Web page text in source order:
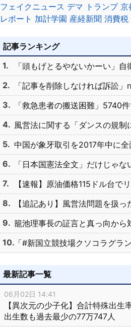
フェイクニュース デマ トランプ 京
レポート 加計学園 産経新聞 消費税
記事ランキング
「頭もげとるやないかーい」
「記事を削除しなければ訴訟
「救急患者の搬送困難」5740
風営法に関する「ダンスの規制
中国が象牙取引を2017年中に
「日本国憲法全文」だけじゃ
【速報】原油価格115ドル台で
【追記あり】風営法問題を扱
籠池理事長の証言と真っ向から
「#新国立競技場クソコラグラ
最新記事一覧
06月02日 14:41
【異次元の少子化】合計特殊出生
出生数も過去最少の77万747人